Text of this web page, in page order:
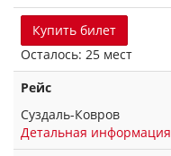
Купить билет
Осталось: 25 мест
Рейс
Суздаль-Ковров
Детальная информация